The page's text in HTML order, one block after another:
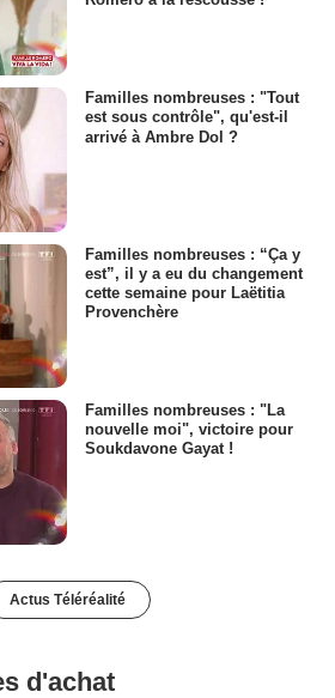
Familles nombreuses : "Tout
est sous contrôle", qu'est-il
arrivé à Ambre Dol ?
Familles nombreuses : “Ça y
est”, il y a eu du changement
cette semaine pour Laëtitia
Provenchère
Familles nombreuses : "La
nouvelle moi", victoire pour
Soukdavone Gayat !
Actus Téléréalité
d'achat